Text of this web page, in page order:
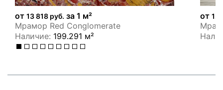
от13 818 руб. за 1 м²
Мрамор Red Conglomerate
Наличие: 199.291 м²
от 12